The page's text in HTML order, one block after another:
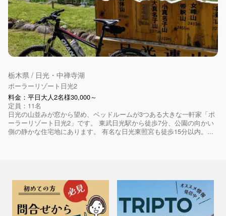
栃木県 / 日光・中禅寺湖
ポーラーリゾート日光2
料金：平日大人2名様30,000～
定員：11名
日光の山並みが窓から望め、ベッドルームが3つある大きな一軒家「ポ
ーラーリゾート日光2」です。 東武日光駅から徒歩7分、公園の向かい
側の静かな住宅地にあります。 有名な日光東照宮も徒歩15分以内。...